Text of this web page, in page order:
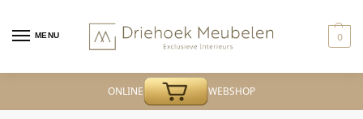
MENU 0
ONLINE WEBSHOP